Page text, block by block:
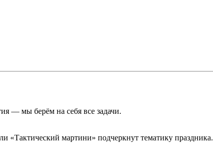
— мы берём на себя все задачи.
«Тактический мартини» подчеркнут тематику праздника.